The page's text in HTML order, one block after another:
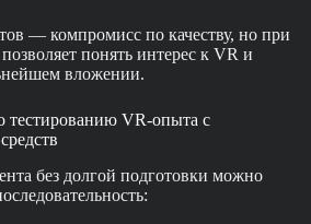
— компромисс по качеству, но при
понять интерес к VR и
вложении.
тестированию VR-опыта с
без долгой подготовки можно